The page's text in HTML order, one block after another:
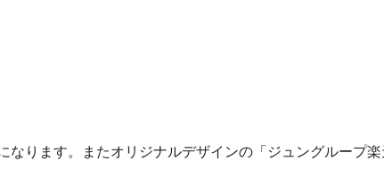
なります。またオリジナルデザインの「ジュングループ